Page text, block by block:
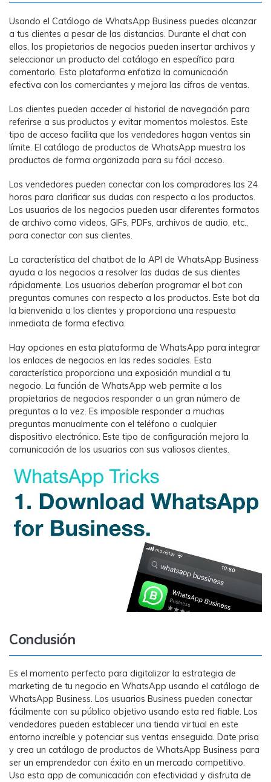
Usando el Catálogo de WhatsApp Business puedes alcanzar
a tus clientes a pesar de las distancias. Durante el chat con
ellos, los propietarios de negocios pueden insertar archivos y
seleccionar un producto del catálogo en específico para
comentarlo. Esta plataforma enfatiza la comunicación
efectiva con los comerciantes y mejora las cifras de ventas.
Los clientes pueden acceder al historial de navegación para
referirse a sus productos y evitar momentos molestos. Este
tipo de acceso facilita que los vendedores hagan ventas sin
límite. El catálogo de productos de WhatsApp muestra los
productos de forma organizada para su fácil acceso.
Los vendedores pueden conectar con los compradores las 24
horas para clarificar sus dudas con respecto a los productos.
Los usuarios de los negocios pueden usar diferentes formatos
de archivo como videos, GIFs, PDFs, archivos de audio, etc.,
para conectar con sus clientes.
La característica del chatbot de la API de WhatsApp Business
ayuda a los negocios a resolver las dudas de sus clientes
rápidamente. Los usuarios deberían programar el bot con
preguntas comunes con respecto a los productos. Este bot da
la bienvenida a los clientes y proporciona una respuesta
inmediata de forma efectiva.
Hay opciones en esta plataforma de WhatsApp para integrar
los enlaces de negocios en las redes sociales. Esta
característica proporciona una exposición mundial a tu
negocio. La función de WhatsApp web permite a los
propietarios de negocios responder a un gran número de
preguntas a la vez. Es imposible responder a muchas
preguntas manualmente con el teléfono o cualquier
dispositivo electrónico. Este tipo de configuración mejora la
comunicación de los usuarios con sus valiosos clientes.
Conclusión
Es el momento perfecto para digitalizar la estrategia de
marketing de tu negocio en WhatsApp usando el catálogo de
WhatsApp Business. Los usuarios Business pueden conectar
fácilmente con su público objetivo usando esta red fiable. Los
vendedores pueden establecer una tienda virtual en este
entorno increíble y potenciar sus ventas enseguida. Date prisa
y crea un catálogo de productos de WhatsApp Business para
ser un emprendedor con éxito en un mercado competitivo.
Usa esta app de comunicación con efectividad y disfruta de